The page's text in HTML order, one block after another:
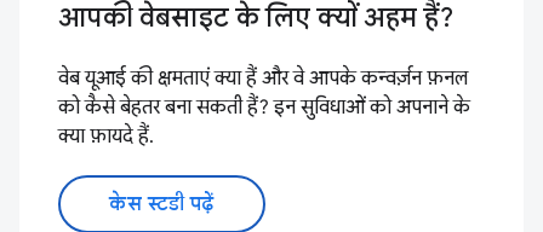
आपकी वेबसाइट के लिए क्यों अहम हैं?
वेब यूआई की क्षमताएं क्या हैं और वे आपके कन्वर्ज़न फ़नल
को कैसे बेहतर बना सकती हैं? इन सुविधाओं को अपनाने के
क्या फ़ायदे हैं.
केस स्टडी पढ़ें